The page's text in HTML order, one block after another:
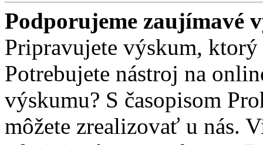
Podporujeme zaujímavé
Pripravujete výskum,
Potrebujete nástroj na
výskumu? S časopisom
môžete zrealizovať u nás.